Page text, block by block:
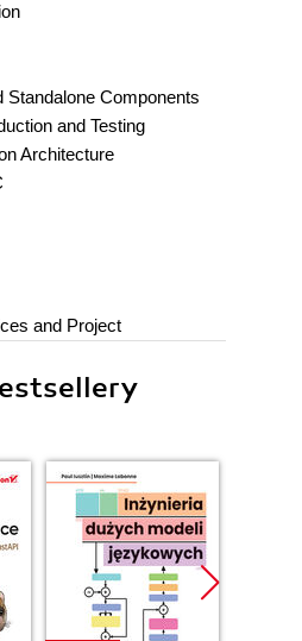
Standalone Components
and Testing
Architecture
and Project